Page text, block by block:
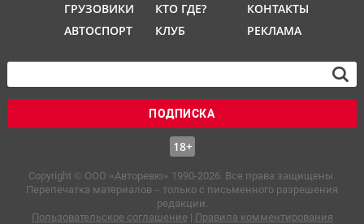
ГРУЗОВИКИ
АВТОСПОРТ
КТО ГДЕ?
КЛУБ
КОНТАКТЫ
РЕКЛАМА
ПОДПИСКА
18+
Copyright © OOO «Авторевю» 1990-2026. Все права защищены.
Перепечатка материалов – только с письменного разрешения
редакции.
Пользовательское соглашение | Правила комментирования